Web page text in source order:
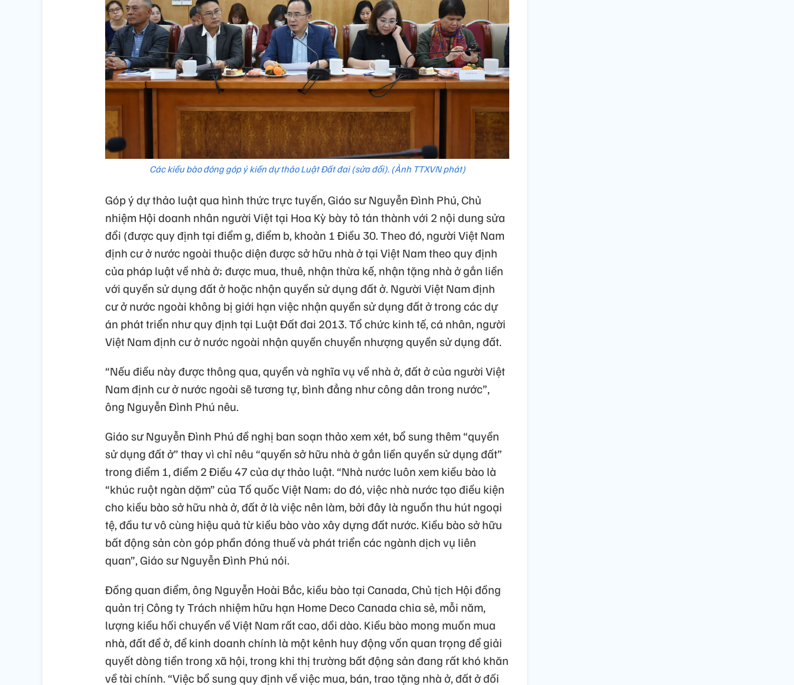
Các kiều bào đóng góp ý kiến dự thảo Luật Đất đai (sửa đổi). (Ảnh TTXVN phát)
Góp ý dự thảo luật qua hình thức trực tuyến, Giáo sư Nguyễn Đình Phú, Chủ
nhiệm Hội doanh nhân người Việt tại Hoa Kỳ bày tỏ tán thành với 2 nội dung sửa
đổi (được quy định tại điểm g, điểm b, khoản 1 Điều 30. Theo đó, người Việt Nam
định cư ở nước ngoài thuộc diện được sở hữu nhà ở tại Việt Nam theo quy định
của pháp luật về nhà ở; được mua, thuê, nhận thừa kế, nhận tặng nhà ở gắn liền
với quyền sử dụng đất ở hoặc nhận quyền sử dụng đất ở. Người Việt Nam định
cư ở nước ngoài không bị giới hạn việc nhận quyền sử dụng đất ở trong các dự
án phát triển như quy định tại Luật Đất đai 2013. Tổ chức kinh tế, cá nhân, người
Việt Nam định cư ở nước ngoài nhận quyền chuyển nhượng quyền sử dụng đất.
“Nếu điều này được thông qua, quyền và nghĩa vụ về nhà ở, đất ở của người Việt
Nam định cư ở nước ngoài sẽ tương tự, bình đẳng như công dân trong nước”,
ông Nguyễn Đình Phú nêu.
Giáo sư Nguyễn Đình Phú đề nghị ban soạn thảo xem xét, bổ sung thêm “quyền
sử dụng đất ở” thay vì chỉ nêu “quyền sở hữu nhà ở gắn liền quyền sử dụng đất”
trong điểm 1, điểm 2 Điều 47 của dự thảo luật. “Nhà nước luôn xem kiều bào là
“khúc ruột ngàn dặm” của Tổ quốc Việt Nam; do đó, việc nhà nước tạo điều kiện
cho kiều bào sở hữu nhà ở, đất ở là việc nên làm, bởi đây là nguồn thu hút ngoại
tệ, đầu tư vô cùng hiệu quả từ kiều bào vào xây dựng đất nước. Kiều bào sở hữu
bất động sản còn góp phần đóng thuế và phát triển các ngành dịch vụ liên
quan”, Giáo sư Nguyễn Đình Phú nói.
Đồng quan điểm, ông Nguyễn Hoài Bắc, kiều bào tại Canada, Chủ tịch Hội đồng
quản trị Công ty Trách nhiệm hữu hạn Home Deco Canada chia sẻ, mỗi năm,
lượng kiều hối chuyển về Việt Nam rất cao, dồi dào. Kiều bào mong muốn mua
nhà, đất để ở, để kinh doanh chính là một kênh huy động vốn quan trọng để giải
quyết dòng tiền trong xã hội, trong khi thị trường bất động sản đang rất khó khăn
về tài chính. “Việc bổ sung quy định về việc mua, bán, trao tặng nhà ở, đất ở đối